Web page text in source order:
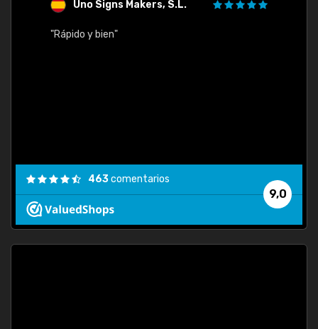
Uno Signs Makers, S.L.
"Rápido y bien"
9,0
463comentarios